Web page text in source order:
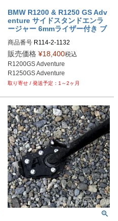
BMW R1200 & R1250 GS Adv
enture サイドスタンドエンラ
ージャー 6mmライザー付き ブ
商品番号 R114-2-1132
alt_R114-2-1132
販売価格 ¥18,400税込
R1200GS Adventure
R1250GS Adventure
1～2ヶ月